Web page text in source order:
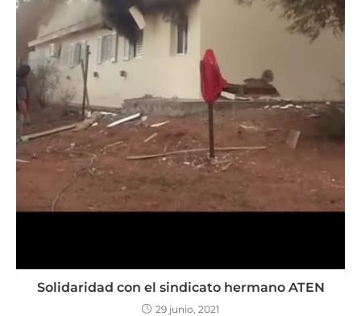
Solidaridad con el sindicato hermano ATEN
29 junio, 2021